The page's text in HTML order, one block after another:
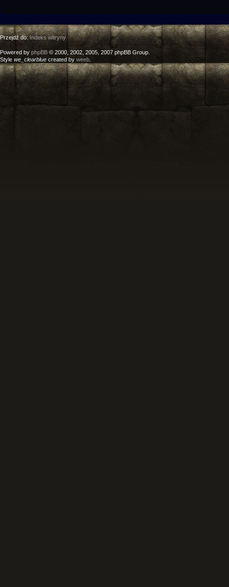
Przejdź do:Indeks witryny
Powered by phpBB © 2000, 2002, 2005, 2007 phpBB Group.
Style we_clearblue created by weeb